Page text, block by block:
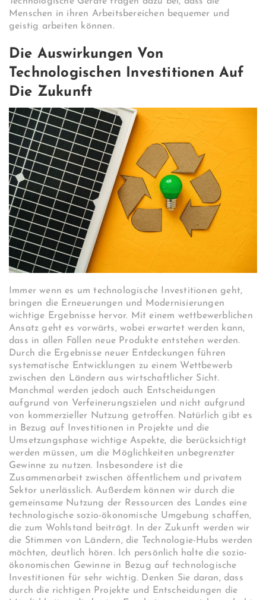
Menschen in ihren Arbeitsbereichen bequemer und
geistig arbeiten können.
Die Auswirkungen Von
Technologischen Investitionen Auf
Die Zukunft
Immer wenn es um technologische Investitionen geht,
bringen die Erneuerungen und Modernisierungen
wichtige Ergebnisse hervor. Mit einem wettbewerblichen
Ansatz geht es vorwärts, wobei erwartet werden kann,
dass in allen Fällen neue Produkte entstehen werden.
Durch die Ergebnisse neuer Entdeckungen führen
systematische Entwicklungen zu einem Wettbewerb
zwischen den Ländern aus wirtschaftlicher Sicht.
Manchmal werden jedoch auch Entscheidungen
aufgrund von Verfeinerungszielen und nicht aufgrund
von kommerzieller Nutzung getroffen. Natürlich gibt es
in Bezug auf Investitionen in Projekte und die
Umsetzungsphase wichtige Aspekte, die berücksichtigt
werden müssen, um die Möglichkeiten unbegrenzter
Gewinne zu nutzen. Insbesondere ist die
Zusammenarbeit zwischen öffentlichem und privatem
Sektor unerlässlich. Außerdem können wir durch die
gemeinsame Nutzung der Ressourcen des Landes eine
technologische sozio-ökonomische Umgebung schaffen,
die zum Wohlstand beiträgt. In der Zukunft werden wir
die Stimmen von Ländern, die Technologie-Hubs werden
möchten, deutlich hören. Ich persönlich halte die sozio-
ökonomischen Gewinne in Bezug auf technologische
Investitionen für sehr wichtig. Denken Sie daran, dass
durch die richtigen Projekte und Entscheidungen die